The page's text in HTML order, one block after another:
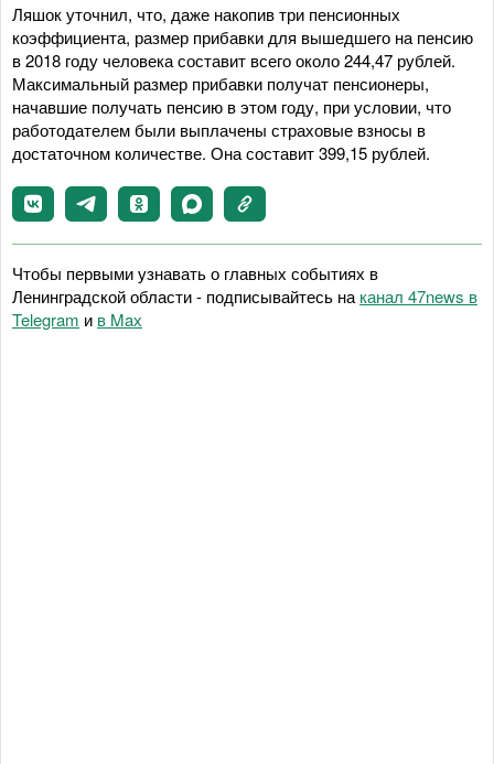
Ляшок уточнил, что, даже накопив три пенсионных
коэффициента, размер прибавки для вышедшего на пенсию
в 2018 году человека составит всего около 244,47 рублей.
Максимальный размер прибавки получат пенсионеры,
начавшие получать пенсию в этом году, при условии, что
работодателем были выплачены страховые взносы в
достаточном количестве. Она составит 399,15 рублей.
Чтобы первыми узнавать о главных событиях в
Ленинградской области - подписывайтесь на канал 47news в
Telegram и в Maх